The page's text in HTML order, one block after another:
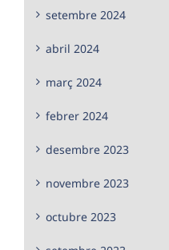
setembre 2024
abril 2024
març 2024
febrer 2024
desembre 2023
novembre 2023
octubre 2023